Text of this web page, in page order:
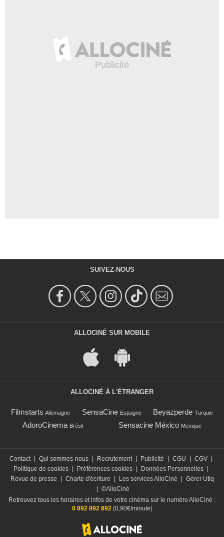
SUIVEZ-NOUS
ALLOCINÉ SUR MOBILE
ALLOCINÉ À L'ÉTRANGER
Filmstarts Allemagne SensaCine Espagne Beyazperde Turquie
AdoroCinema Brésil Sensacine México Mexique
Contact Qui sommes-nous Recrutement Publicité CGU CGV
Politique de cookies
Préférences cookies Données Personnelles
Revue de presse
Charte d'écriture Les services AlloCiné
Gérer Utiq
©AlloCiné
Retrouvez tous les horaires et infos de votre cinéma sur le numéro AlloCiné :
0 892 892 892(0,90€/minute)